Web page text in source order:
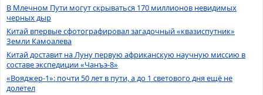
В Млечном Пути могут скрываться 170 миллионов невидимых
черных дыр
Китай впервые сфотографировал загадочный «квазиспутник»
Земли Камоалева
Китай доставит на Луну первую африканскую научную миссию в
составе экспедиции «Чанъэ-8»
«Вояджер-1»: почти 50 лет в пути, а до 1 светового дня ещё не
долетел